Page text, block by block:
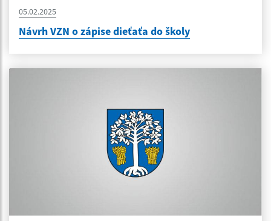
05.02.2025
Návrh VZN o zápise dieťaťa do školy